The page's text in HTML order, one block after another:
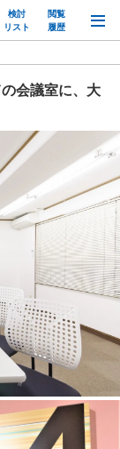
検討
リスト
閲覧
履歴
会議室に、大